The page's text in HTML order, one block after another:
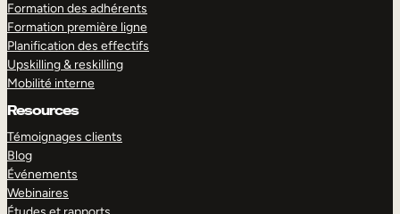
Formation des adhérents
Formation première ligne
Planification des effectifs
Upskilling & reskilling
Mobilité interne
Resources
Témoignages clients
Blog
Événements
Webinaires